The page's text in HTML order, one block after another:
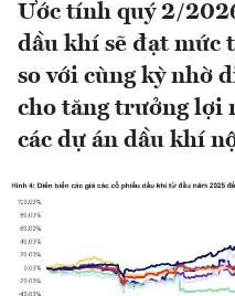
Ước tính quý 2/
dầu khí sẽ đạt mức
so với cùng kỳ nhờ
cho tăng trưởng lợi
các dự án dầu khí